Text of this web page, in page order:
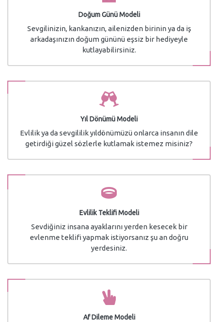
Doğum Günü Modeli
Sevgilinizin, kankanızın, ailenizden birinin ya da iş
arkadaşınızın doğum gününü eşsiz bir hediyeyle
kutlayabilirsiniz.
Yıl Dönümü Modeli
Evlilik ya da sevgililik yıldönümüzü onlarca insanın dile
getirdiği güzel sözlerle kutlamak istemez misiniz?
Evlilik Teklifi Modeli
Sevdiğiniz insana ayaklarını yerden kesecek bir
evlenme teklifi yapmak istiyorsanız şu an doğru
yerdesiniz.
Af Dileme Modeli